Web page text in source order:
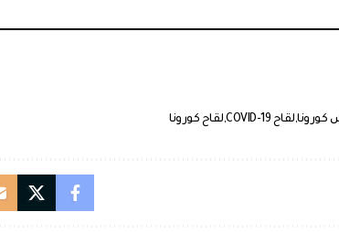
كورونا لقاح COVID-19 لقاح كورونا